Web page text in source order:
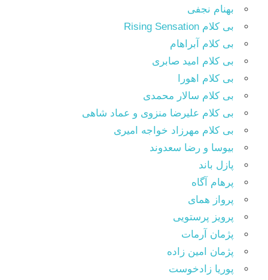
بهنام نجفی
بی کلام Rising Sensation
بی کلام آبراهام
بی کلام امید صابری
بی کلام اهورا
بی کلام سالار محمدی
بی کلام علیرضا منزوی و عماد شاهی
بی کلام مهرزاد خواجه امیری
بیوسا و رضا سعدوند
پازل باند
پرهام آگاه
پرواز همای
پرویز پرستویی
پژمان آرمات
پژمان امین زاده
پوریا زادخوست